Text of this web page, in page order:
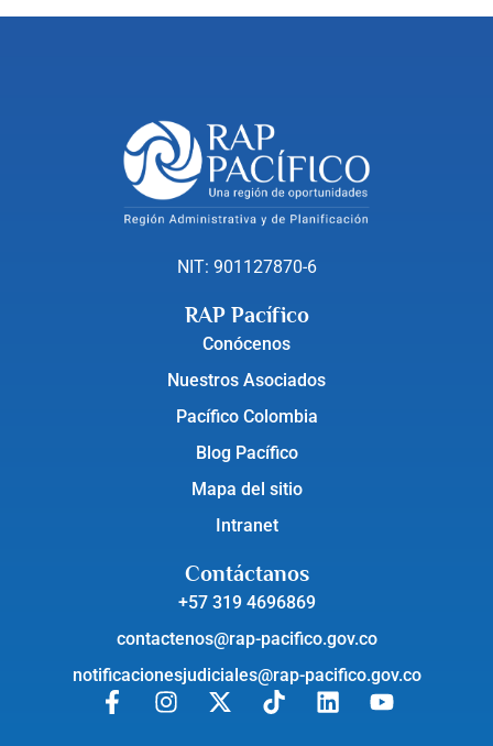
NIT: 901127870-6
RAP Pacífico
Conócenos
Nuestros Asociados
Pacífico Colombia
Blog Pacífico
Mapa del sitio
Intranet
Contáctanos
+57 319 4696869
contactenos@rap-pacifico.gov.co
notificacionesjudiciales@rap-pacifico.gov.co